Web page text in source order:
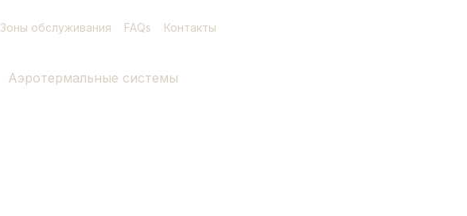
Зоны обслуживания FAQs Контакты
Аэротермальные системы